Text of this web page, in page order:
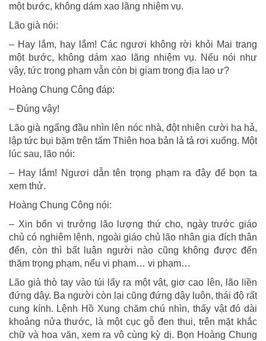
một bước, không dám xao lãng nhiệm vụ.
Lão già nói:
– Hay lắm, hay lắm! Các ngươi không rời khỏi Mai trang
một bước, không dám xao lãng nhiệm vụ. Nếu nói như
vậy, tức trọng phạm vẫn còn bị giam trong địa lao ư?
Hoàng Chung Công đáp:
– Đúng vậy!
Lão già ngẩng đầu nhìn lên nóc nhà, đột nhiên cười ha hả,
lập tức bụi bặm trên tấm Thiên hoa bản lả tả rơi xuống. Một
lúc sau, lão nói:
– Hay lắm! Ngươi dẫn tên trọng phạm ra đây để bọn ta
xem thử.
Hoàng Chung Công nói:
– Xin bốn vị trưởng lão lượng thứ cho, ngày trước giáo
chủ có nghiêm lệnh, ngoài giáo chủ lão nhân gia đích thân
đến, còn thì bất luận người nào cũng không được đến
thăm trọng phạm, nếu vi phạm… vi phạm…
Lão già thò tay vào túi lấy ra một vật, giơ cao lên, lão liền
đứng dậy. Ba người còn lại cũng đứng dậy luôn, thái độ rất
cung kính. Lệnh Hồ Xung chăm chú nhìn, thấy vật đó dài
khoảng nửa thước, là một cục gỗ đen thui, trên mặt khắc
chữ và hoa văn, xem ra vô cùng kỳ dị. Bọn Hoàng Chung